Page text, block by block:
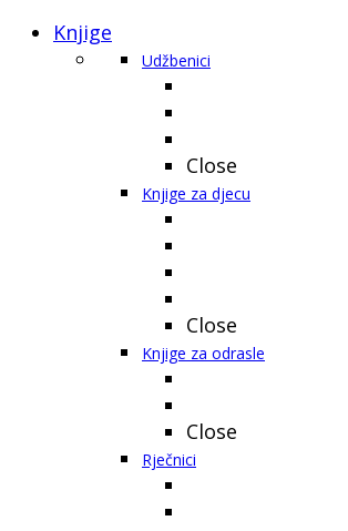
Knjige
Udžbenici
Close
Knjige za djecu
Close
Knjige za odrasle
Close
Rječnici